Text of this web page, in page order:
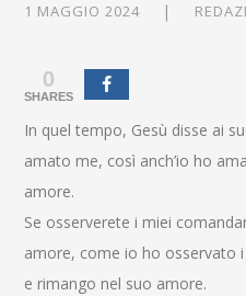
1 MAGGIO 2024
0
SHARES
In quel tempo, Gesù disse ai
amato me, così anch’io ho
amore.
Se osserverete i miei
amore, come io ho osservato
e rimango nel suo amore.